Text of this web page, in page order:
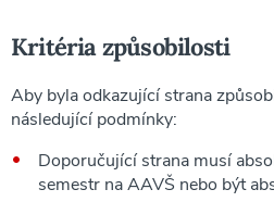
Kritéria způsobilosti
Aby byla odkazující strana
následující podmínky:
Doporučující strana musí
semestr na AAVŠ nebo být